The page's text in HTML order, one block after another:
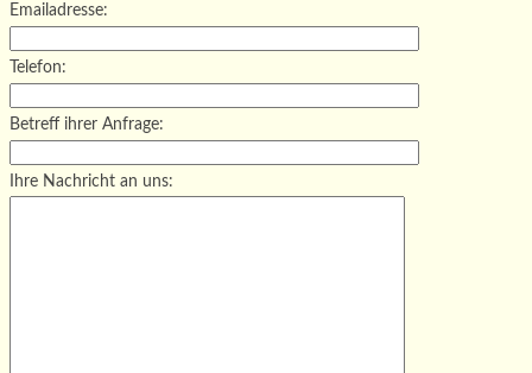
Emailadresse:
Telefon:
Betreff ihrer Anfrage:
Ihre Nachricht an uns: